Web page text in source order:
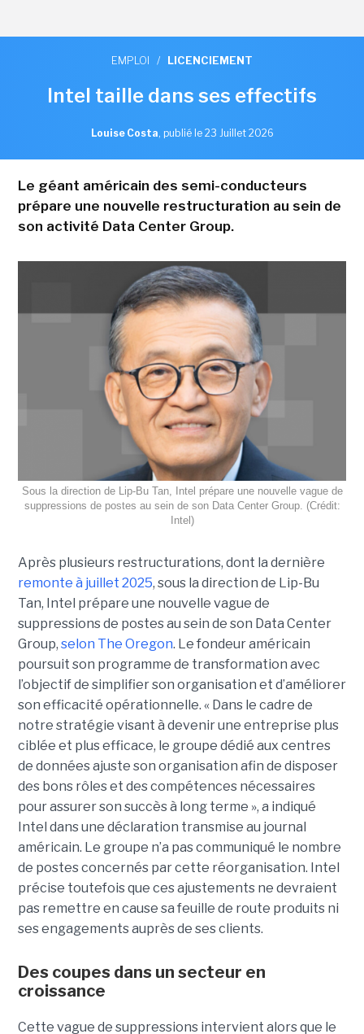
EMPLOI / LICENCIEMENT
Intel taille dans ses effectifs
Louise Costa, publié le 23 Juillet 2026
Le géant américain des semi-conducteurs
prépare une nouvelle restructuration au sein de
son activité Data Center Group.
Sous la direction de Lip-Bu Tan, Intel prépare une nouvelle vague de
suppressions de postes au sein de son Data Center Group. (Crédit:
Intel)
Après plusieurs restructurations, dont la dernière
remonte à juillet 2025, sous la direction de Lip-Bu
Tan, Intel prépare une nouvelle vague de
suppressions de postes au sein de son Data Center
Group, selon The Oregon. Le fondeur américain
poursuit son programme de transformation avec
l’objectif de simplifier son organisation et d’améliorer
son efficacité opérationnelle. « Dans le cadre de
notre stratégie visant à devenir une entreprise plus
ciblée et plus efficace, le groupe dédié aux centres
de données ajuste son organisation afin de disposer
des bons rôles et des compétences nécessaires
pour assurer son succès à long terme », a indiqué
Intel dans une déclaration transmise au journal
américain. Le groupe n’a pas communiqué le nombre
de postes concernés par cette réorganisation. Intel
précise toutefois que ces ajustements ne devraient
pas remettre en cause sa feuille de route produits ni
ses engagements auprès de ses clients.
Des coupes dans un secteur en
croissance
Cette vague de suppressions intervient alors que le